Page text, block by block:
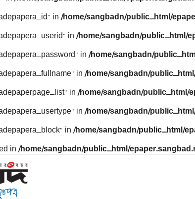
in /home/sangbadn/public_html/
in /home/sangbadn/public_html/
in /home/sangbadn/
in /home/sangbadn/
in /home/sangbadn/public_html/
in /home/sangbadn/
in /home/sangbadn/public_html/
in /home/sangbadn/public_html/